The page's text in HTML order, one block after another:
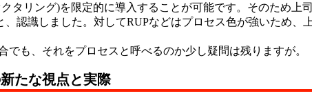
タリング)を限定的に導入することが可能です。そのため
認識しました。対してRUPなどはプロセス色が強いため
も、それをプロセスと呼べるのか少し疑問は残りますが。
たな視点と実際